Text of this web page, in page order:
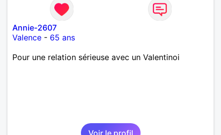
Annie-2607
Valence - 65 ans
Pour une relation sérieuse avec un Valentinoi
Voir le profil